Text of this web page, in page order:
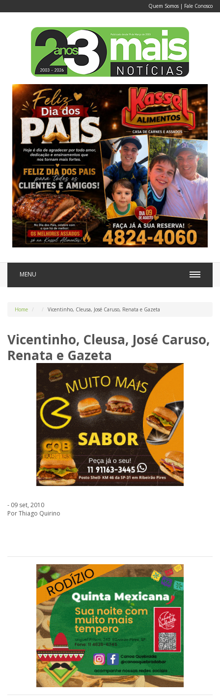
Quem Somos | Fale Conosco
MENU
Home Vicentinho, Cleusa, José Caruso, Renata e Gazeta
Vicentinho, Cleusa, José Caruso,
Renata e Gazeta
- 09 set, 2010
Por Thiago Quirino